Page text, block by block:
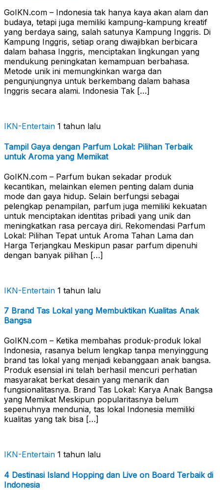
GoIKN.com – Indonesia tak hanya kaya akan alam dan
budaya, tetapi juga memiliki kampung-kampung kreatif
yang berdaya saing, salah satunya Kampung Inggris. Di
Kampung Inggris, setiap orang diwajibkan berbicara
dalam bahasa Inggris, menciptakan lingkungan yang
mendukung peningkatan kemampuan berbahasa.
Metode unik ini memungkinkan warga dan
pengunjungnya untuk berkembang dalam bahasa
Inggris secara alami. Indonesia Tak […]
IKN-Entertain 1 tahun lalu
Tampil Gaya dengan Parfum Lokal: Pilihan Terbaik
untuk Aroma yang Memikat
GoIKN.com – Parfum bukan sekadar produk
kecantikan, melainkan elemen penting dalam dunia
mode dan gaya hidup. Selain berfungsi sebagai
pelengkap penampilan, parfum juga memiliki kekuatan
untuk menciptakan identitas pribadi yang unik dan
meningkatkan rasa percaya diri. Rekomendasi Parfum
Lokal: Pilihan Tepat untuk Aroma Tahan Lama dan
Harga Terjangkau Meskipun pasar parfum dipenuhi
dengan banyak pilihan […]
IKN-Entertain 1 tahun lalu
7 Brand Tas Lokal yang Membuktikan Kualitas Anak
Bangsa
GoIKN.com – Ketika membahas produk-produk lokal
Indonesia, rasanya belum lengkap tanpa menyinggung
brand tas lokal yang menjadi kebanggaan anak bangsa.
Produk esensial ini telah berhasil mencuri perhatian
masyarakat berkat desain yang menarik dan
fungsionalitasnya. Brand Tas Lokal: Karya Anak Bangsa
yang Memikat Meskipun popularitasnya belum
sepenuhnya mendunia, tas lokal Indonesia memiliki
kualitas yang tak bisa […]
IKN-Entertain 1 tahun lalu
4 Destinasi Island Hopping dan Live on Board Terbaik di
Indonesia